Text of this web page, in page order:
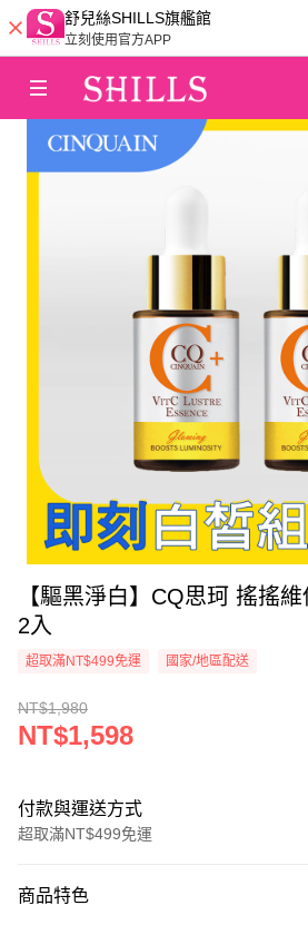
舒兒絲SHILLS旗艦館
立刻使用官方APP
【驅黑淨白】CQ思珂 搖搖
2入
超取滿NT$499免運 國家/地區配送
NT$1,980
NT$1,598
付款與運送方式
超取滿NT$499免運
信用卡一次付款
商品特色